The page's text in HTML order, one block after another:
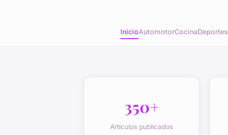
InicioAutomotorCocinaDeportes
350+
Artículos publicados